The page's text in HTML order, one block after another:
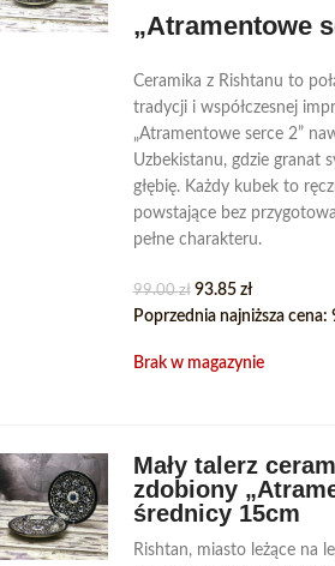
„Atramentowe
Ceramika z Rishtanu to
tradycji i współczesnej
„Atramentowe serce 2”
Uzbekistanu, gdzie granat
głębię. Każdy kubek to
powstające bez
pełne charakteru.
99.00zł 93.85 zł
Poprzednia najniższa cena:
Brak w magazynie
Mały talerz
zdobiony
średnicy 15cm
Rishtan, miasto leżące na